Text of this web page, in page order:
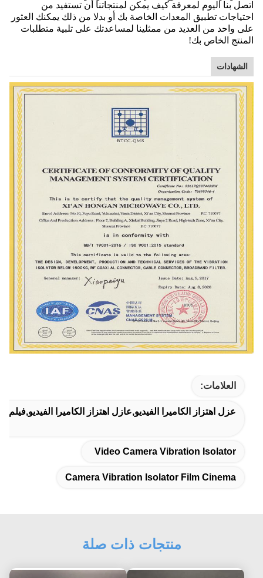
اتصل بنا اليوم لمعرفة كيف يمكن لمنتجاتنا أن تستفيد من
احتياجات تطبيق المعدات الخاصة بك أو بدلا من ذلك يمكنك العثور
على واحد من العديد من ممثلينا لمساعدتك على تلبية متطلبات
المنتج الخاص بك!
الشهادات
العلامات:
عزل اهتزاز الكاميرا الفيديو,عازل اهتزاز الكاميرا الفيديو,فيلم
Video Camera Vibration Isolator
Camera Vibration Isolator Film Cinema
منتجات ذات صلة